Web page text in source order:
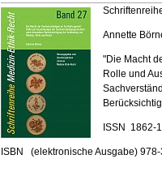
Annette
"Die Macht
Rolle und
ISSN 1862-
ISBN (elektronische Ausgabe)